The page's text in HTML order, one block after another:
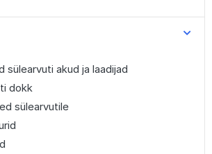
sülearvuti akud ja laadijad
dokk
sülearvutile